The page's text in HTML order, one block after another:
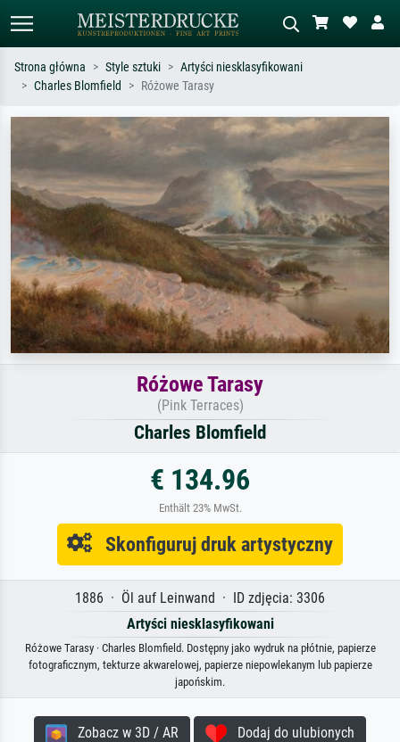
Szukaj wg artysty, tytułu lub stylu – np.
Monet, Gwiaździsta noc,
Opisz scenę – np. zielona łąka,
abstrakcja z czerwienią, ciemny olej,
stojący akt obok drzewa.
Strona główna Style sztuki
Artyści niesklasyfikowani
Charles Blomfield
Różowe Tarasy
Różowe Tarasy
(Pink Terraces)
Charles Blomfield
€ 134.96
Enthält 23% MwSt.
Skonfiguruj druk artystyczny
1886 · Öl auf Leinwand · ID zdjęcia: 3306
Artyści niesklasyfikowani
Różowe Tarasy · Charles Blomfield. Dostępny jako wydruk na płótnie, papierze
fotograficznym, tekturze akwarelowej, papierze niepowlekanym lub papierze
japońskim.
Zobacz w 3D / AR Dodaj do ulubionych